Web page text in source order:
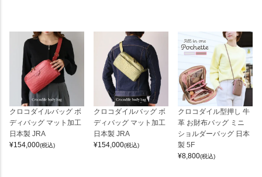
クロコダイルバッグ ボ
ディバッグ マット加工
日本製 JRA
¥154,000(税込)
クロコダイルバッグ ボ
ディバッグ マット加工
日本製 JRA
¥154,000(税込)
クロコダイル型押し 牛
革 お財布バッグ ミニ
ショルダーバッグ 日本
製 5F
¥8,800(税込)